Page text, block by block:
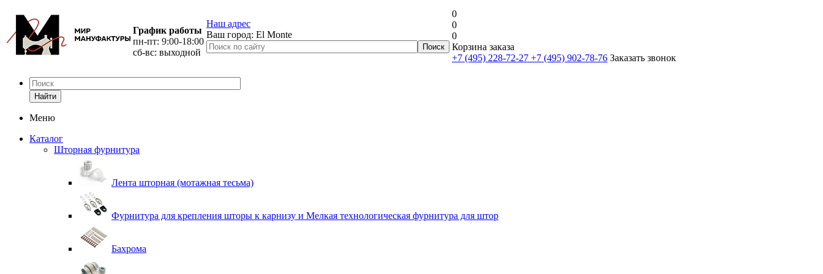
График работы
пн-пт: 9:00-18:00
сб-вс: выходной
Наш адрес
Ваш город: El Monte
0
0
0
Корзина заказа
+7 (495) 228-72-27 +7 (495) 902-78-76 Заказать звонок
Найти
Меню
Каталог
Шторная фурнитура
Лента шторная (мотажная тесьма)
Фурнитура для крепления шторы к карнизу и Мелкая технологическая фурнитура для штор
Бахрома